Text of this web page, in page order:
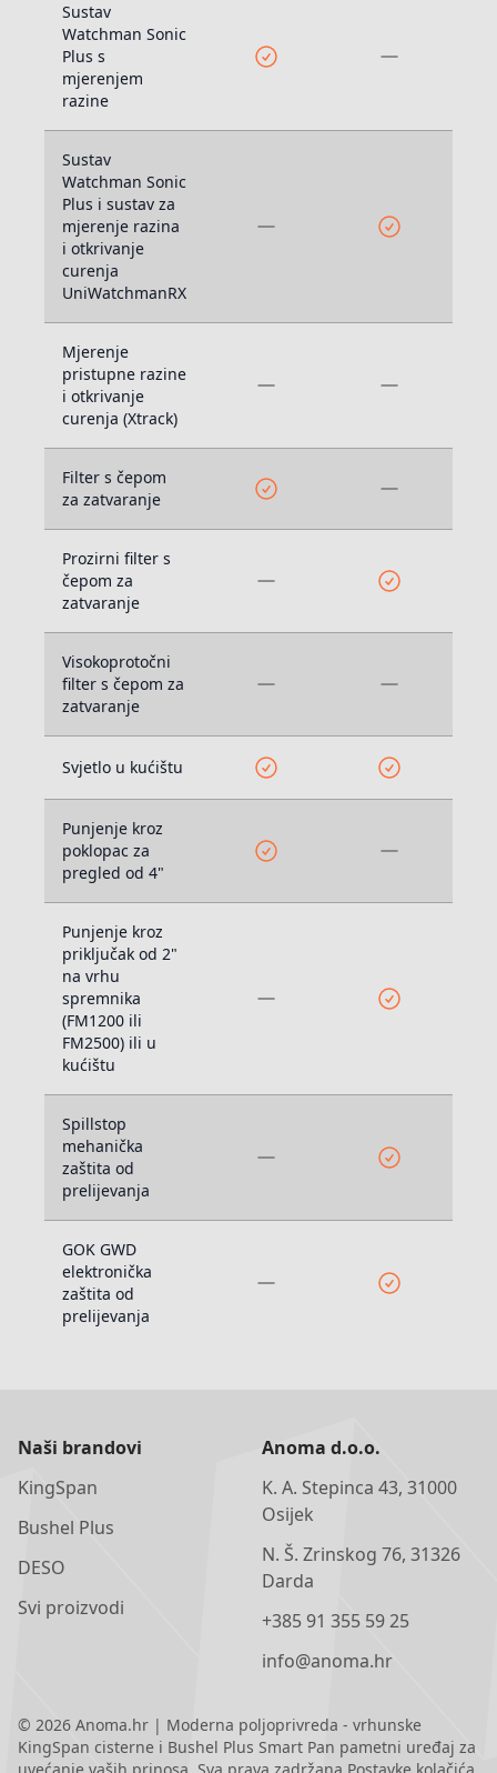
Sustav
Watchman Sonic
Plus s
mjerenjem
razine
Sustav
Watchman Sonic
Plus i sustav za
mjerenje razina
i otkrivanje
curenja
UniWatchmanRX
Mjerenje
pristupne razine
i otkrivanje
curenja (Xtrack)
Filter s čepom
za zatvaranje
Prozirni filter s
čepom za
zatvaranje
Visokoprotočni
filter s čepom za
zatvaranje
Svjetlo u kućištu
Punjenje kroz
poklopac za
pregled od 4"
Punjenje kroz
priključak od 2"
na vrhu
spremnika
(FM1200 ili
FM2500) ili u
kućištu
Spillstop
mehanička
zaštita od
prelijevanja
GOK GWD
elektronička
zaštita od
prelijevanja
Naši brandovi
KingSpan
Bushel Plus
DESO
Svi proizvodi
Anoma d.o.o.
K. A. Stepinca 43, 31000
Osijek
N. Š. Zrinskog 76, 31326
Darda
+385 91 355 59 25
info@anoma.hr
© 2026 Anoma.hr | Moderna poljoprivreda - vrhunske
KingSpan cisterne i Bushel Plus Smart Pan pametni uređaj za